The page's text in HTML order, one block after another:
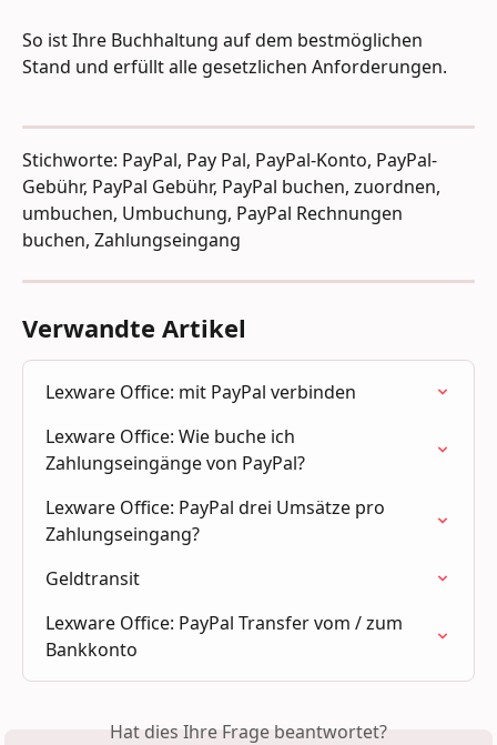
So ist Ihre Buchhaltung auf dem bestmöglichen
Stand und erfüllt alle gesetzlichen Anforderungen.
Stichworte: PayPal, Pay Pal, PayPal-Konto, PayPal-
Gebühr, PayPal Gebühr, PayPal buchen, zuordnen,
umbuchen, Umbuchung, PayPal Rechnungen
buchen, Zahlungseingang
Verwandte Artikel
Lexware Office: mit PayPal verbinden
Lexware Office: Wie buche ich
Zahlungseingänge von PayPal?
Lexware Office: PayPal drei Umsätze pro
Zahlungseingang?
Geldtransit
Lexware Office: PayPal Transfer vom / zum
Bankkonto
Hat dies Ihre Frage beantwortet?